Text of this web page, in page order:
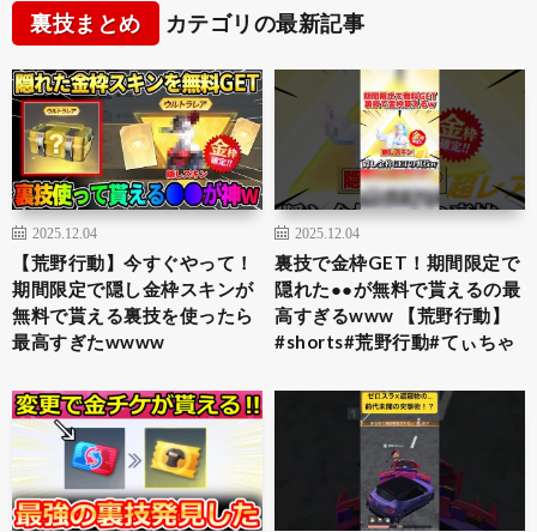
裏技まとめ カテゴリの最新記事
2025.12.04
【荒野行動】今すぐやって！
期間限定で隠し金枠スキンが
無料で貰える裏技を使ったら
最高すぎたwwww
2025.12.04
裏技で金枠GET！期間限定で
隠れた●●が無料で貰えるの最
高すぎるwww 【荒野行動】
#shorts#荒野行動#てぃちゃ